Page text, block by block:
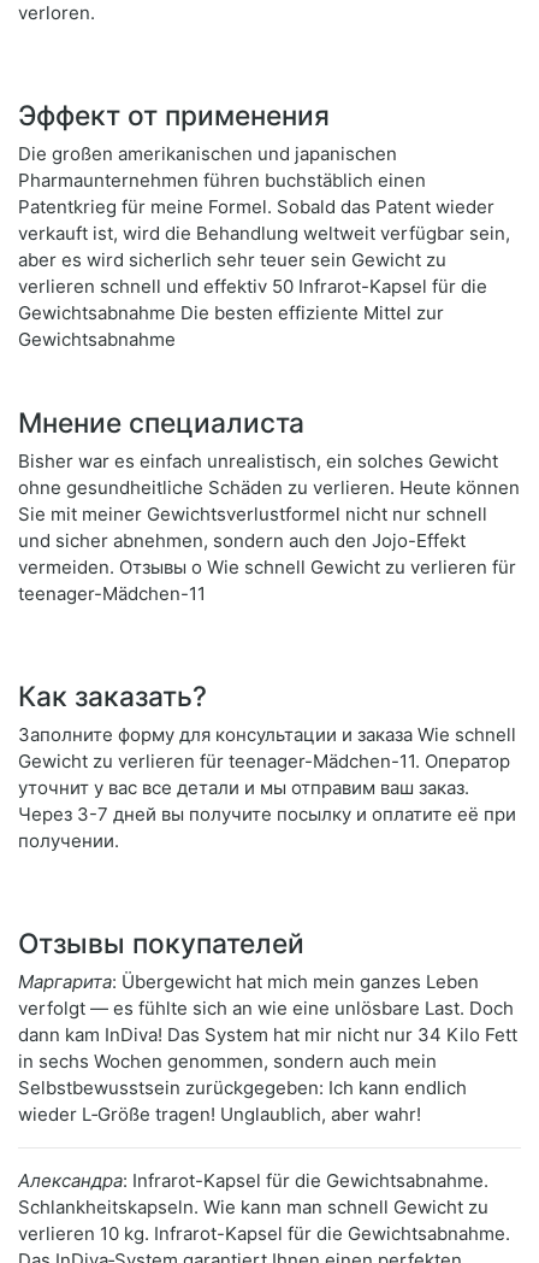
verloren.
Эффект от применения
Die großen amerikanischen und japanischen
Pharmaunternehmen führen buchstäblich einen
Patentkrieg für meine Formel. Sobald das Patent wieder
verkauft ist, wird die Behandlung weltweit verfügbar sein,
aber es wird sicherlich sehr teuer sein Gewicht zu
verlieren schnell und effektiv 50 Infrarot-Kapsel für die
Gewichtsabnahme Die besten effiziente Mittel zur
Gewichtsabnahme
Мнение специалиста
Bisher war es einfach unrealistisch, ein solches Gewicht
ohne gesundheitliche Schäden zu verlieren. Heute können
Sie mit meiner Gewichtsverlustformel nicht nur schnell
und sicher abnehmen, sondern auch den Jojo-Effekt
vermeiden. Отзывы о Wie schnell Gewicht zu verlieren für
teenager-Mädchen-11
Как заказать?
Заполните форму для консультации и заказа Wie schnell
Gewicht zu verlieren für teenager-Mädchen-11. Оператор
уточнит у вас все детали и мы отправим ваш заказ.
Через 3-7 дней вы получите посылку и оплатите её при
получении.
Отзывы покупателей
Маргарита: Übergewicht hat mich mein ganzes Leben
verfolgt — es fühlte sich an wie eine unlösbare Last. Doch
dann kam InDiva! Das System hat mir nicht nur 34 Kilo Fett
in sechs Wochen genommen, sondern auch mein
Selbstbewusstsein zurückgegeben: Ich kann endlich
wieder L‑Größe tragen! Unglaublich, aber wahr!
Александра: Infrarot-Kapsel für die Gewichtsabnahme.
Schlankheitskapseln. Wie kann man schnell Gewicht zu
verlieren 10 kg. Infrarot-Kapsel für die Gewichtsabnahme.